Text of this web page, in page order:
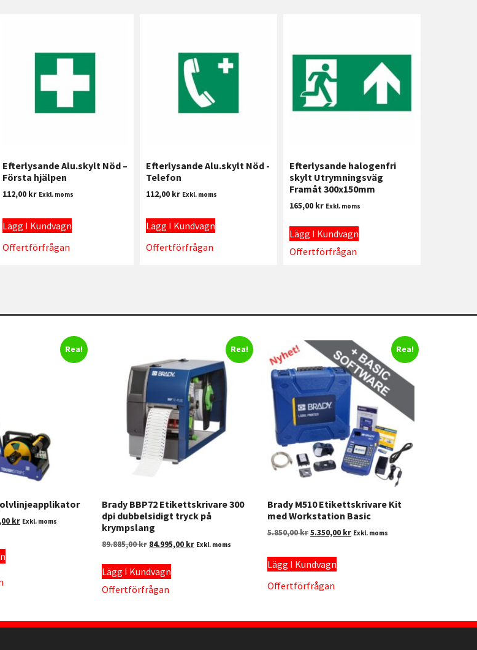
Efterlysande Alu.skylt Nöd –
Första hjälpen
112,00 kr Exkl. moms
Lägg I Kundvagn
Offertförfrågan
Efterlysande Alu.skylt Nöd -
Telefon
112,00 kr Exkl. moms
Lägg I Kundvagn
Offertförfrågan
Efterlysande halogenfri
skylt Utrymningsväg
Framåt 300x150mm
165,00 kr Exkl. moms
Lägg I Kundvagn
Offertförfrågan
Rea!
kr Exkl. moms
Rea!
Brady BBP72 Etikettskrivare 300
dpi dubbelsidigt tryck på
krympslang
89.885,00kr 84.995,00 kr Exkl. moms
Lägg I Kundvagn
Offertförfrågan
Rea!
Brady M510 Etikettskrivare Kit
med Workstation Basic
5.850,00kr5.350,00 kr Exkl. moms
Lägg I Kundvagn
Offertförfrågan